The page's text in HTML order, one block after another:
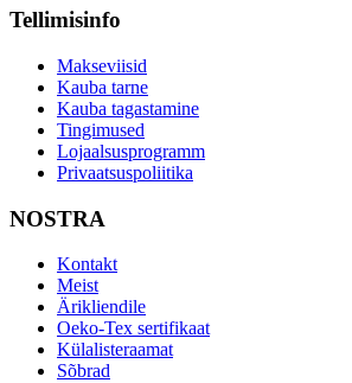
Tellimisinfo
Makseviisid
Kauba tarne
Kauba tagastamine
Tingimused
Lojaalsusprogramm
Privaatsuspoliitika
NOSTRA
Kontakt
Meist
Ärikliendile
Oeko-Tex sertifikaat
Külalisteraamat
Sõbrad